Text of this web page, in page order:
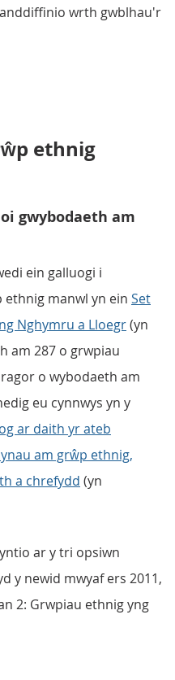
wrth gwblhau'r
ethnig
gwybodaeth am
ein galluogi i
manwl yn ein Set
Nghymru a Lloegr(yn
am 287 o grwpiau
o wybodaeth am
eu cynnwys yn y
ar daith yr ateb
am grŵp ethnig,
a chrefydd (yn
ar y tri opsiwn
y newid mwyaf ers 2011,
2: Grwpiau ethnig yng